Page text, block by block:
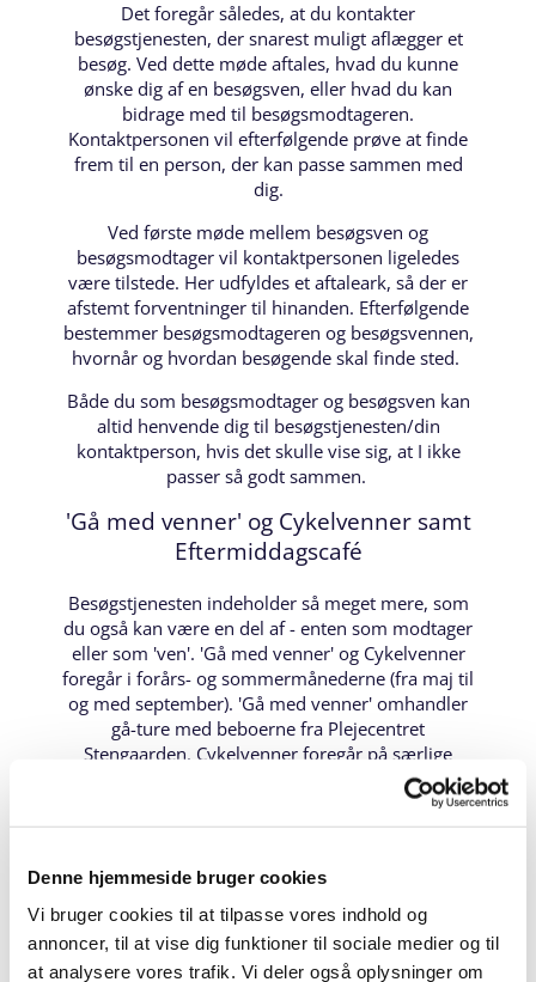
Denne hjemmeside bruger cookies
Vi bruger cookies til at tilpasse vores indhold og
annoncer, til at vise dig funktioner til sociale medier og til
at analysere vores trafik. Vi deler også oplysninger om
Det foregår således, at du kontakter
besøgstjenesten, der snarest muligt aflægger et
besøg. Ved dette møde aftales, hvad du kunne
ønske dig af en besøgsven, eller hvad du kan
bidrage med til besøgsmodtageren.
Kontaktpersonen vil efterfølgende prøve at finde
frem til en person, der kan passe sammen med
dig.
Ved første møde mellem besøgsven og
besøgsmodtager vil kontaktpersonen ligeledes
være tilstede. Her udfyldes et aftaleark, så der er
afstemt forventninger til hinanden. Efterfølgende
bestemmer besøgsmodtageren og besøgsvennen,
hvornår og hvordan besøgende skal finde sted.
Både du som besøgsmodtager og besøgsven kan
altid henvende dig til besøgstjenesten/din
kontaktperson, hvis det skulle vise sig, at I ikke
passer så godt sammen.
'Gå med venner' og Cykelvenner samt
Eftermiddagscafé
Besøgstjenesten indeholder så meget mere, som
du også kan være en del af - enten som modtager
eller som 'ven'. 'Gå med venner' og Cykelvenner
foregår i forårs- og sommermånederne (fra maj til
og med september). 'Gå med venner' omhandler
gå-ture med beboerne fra Plejecentret
Stengaarden. Cykelvenner foregår på særlige
cykler, hvor man kan være pilot og cykle med 1-2
personer, der kan få en god tur og en god snak i
den friske luft. Her kan du også henvende dig til
tur, og så vil de prøve at kontakte 'piloterne', så der
kan komme en aftale på plads.